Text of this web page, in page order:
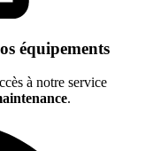
équipements
à notre service
.